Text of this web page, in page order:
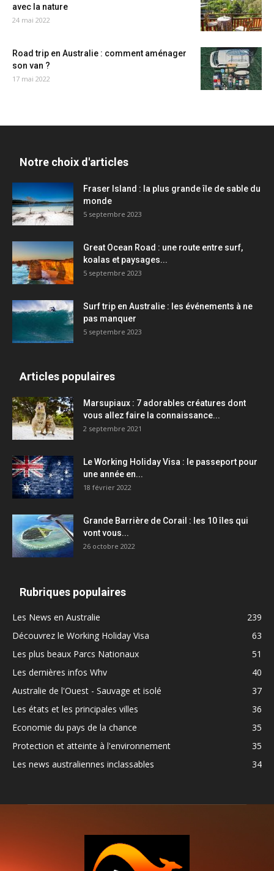
avec la nature
24 mai 2022
Road trip en Australie : comment aménager
son van ?
17 mai 2022
Notre choix d'articles
Fraser Island : la plus grande île de sable du
monde
5 septembre 2023
Great Ocean Road : une route entre surf,
koalas et paysages...
5 septembre 2023
Surf trip en Australie : les événements à ne
pas manquer
5 septembre 2023
Articles populaires
Marsupiaux : 7 adorables créatures dont
vous allez faire la connaissance...
2 septembre 2021
Le Working Holiday Visa : le passeport pour
une année en...
18 février 2022
Grande Barrière de Corail : les 10 îles qui
vont vous...
26 octobre 2022
Rubriques populaires
Les News en Australie
239
Découvrez le Working Holiday Visa
63
Les plus beaux Parcs Nationaux
51
Les dernières infos Whv
40
Australie de l'Ouest - Sauvage et isolé
37
Les états et les principales villes
36
Economie du pays de la chance
35
Protection et atteinte à l'environnement
35
Les news australiennes inclassables
34